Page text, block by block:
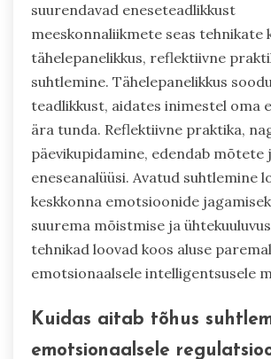
suurendavad eneseteadlikkust
meeskonnaliikmete seas tehnikate
tähelepanelikkus, reflektiivne
suhtlemine. Tähelepanelikkus
teadlikkust, aidates inimestel oma
ära tunda. Reflektiivne praktika,
päevikupidamine, edendab mõtete
eneseanalüüsi. Avatud suhtlemine
keskkonna emotsioonide
suurema mõistmise ja
tehnikad loovad koos aluse
emotsionaalsele intelligentsusele
Kuidas aitab tõhus
emotsionaalsele